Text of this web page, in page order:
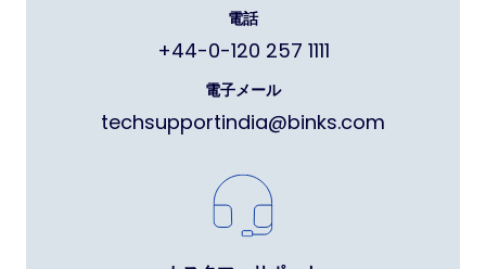
電話
+44-0-120 257 1111
電子メール
techsupportindia@binks.com